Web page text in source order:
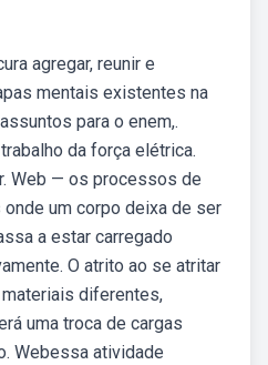
agregar, reunir e
mentais existentes na
para o enem,.
da força elétrica.
Web — os processos de
um corpo deixa de ser
a estar carregado
O atrito ao se atritar
diferentes,
uma troca de cargas
Webessa atividade